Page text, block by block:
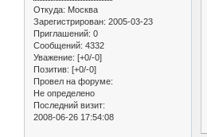
Откуда: Москва
Зарегистрирован: 2005-03-23
Приглашений: 0
Сообщений: 4332
Уважение: [+0/-0]
Позитив: [+0/-0]
Провел на форуме:
Не определено
Последний визит:
2008-06-26 17:54:08